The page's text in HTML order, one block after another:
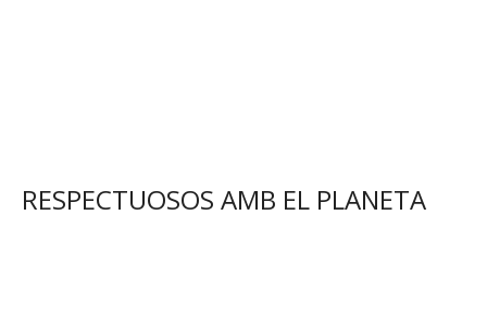
RESPECTUOSOS AMB EL PLANETA